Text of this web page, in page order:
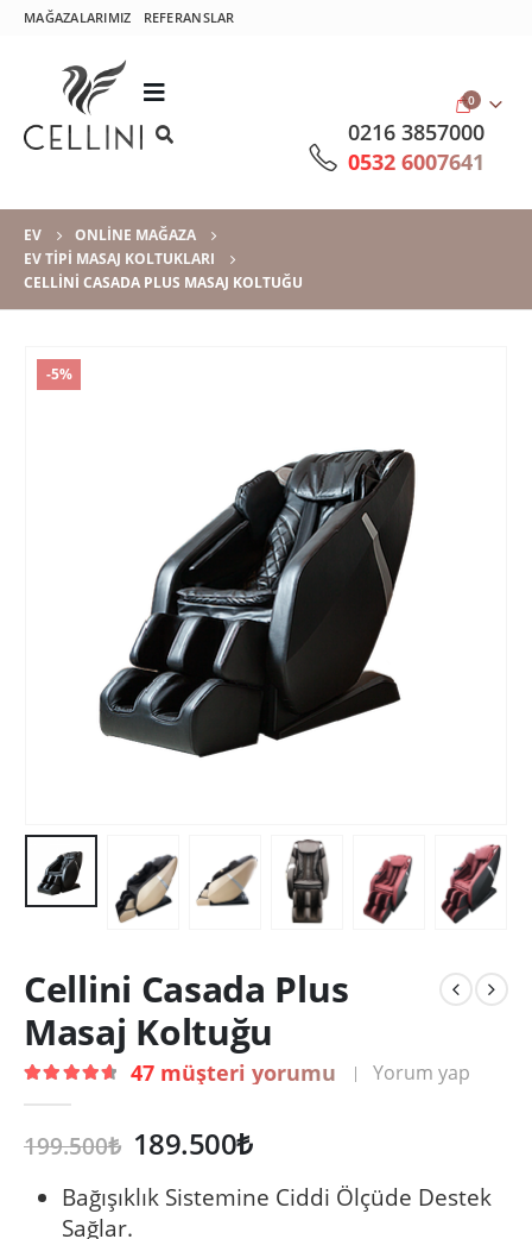
MAĞAZALARIMIZ REFERANSLAR
0216 3857000
0532 6007641
0
EV
ONLINE MAĞAZA
EV TIPI MASAJ KOLTUKLARI
CELLINI CASADA PLUS MASAJ KOLTUĞU
-5%
Cellini Casada Plus
Masaj Koltuğu
47 müşteri yorumu | Yorum yap
199.500₺ Orijinal
199.500₺.
189.500₺Şu
fiyat:
Bağışıklık Sistemine Ciddi Ölçüde Destek
Sağlar.